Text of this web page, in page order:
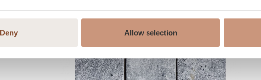
Deny Allow selection